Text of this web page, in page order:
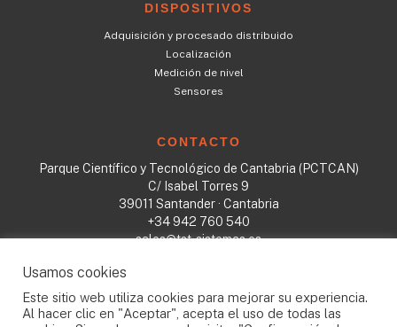
DISPOSITIVOS
Adquisición y procesado distribuido
Localización
Medición de nivel
Sensores
CONTACTO
Parque Científico y Tecnológico de Cantabria (PCTCAN)
C/ Isabel Torres 9
39011 Santander · Cantabria
+34 942 760 540
sales@tst-sistemas.es
Todos los derechos reservados © 2023
Usamos cookies
Este sitio web utiliza cookies para mejorar su experiencia.
Al hacer clic en "Aceptar", acepta el uso de todas las